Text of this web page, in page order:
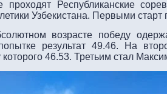
проходят Республиканские
Узбекистана. Первыми старт
возрасте победу
результат 49.46. На
46.53. Третьим стал